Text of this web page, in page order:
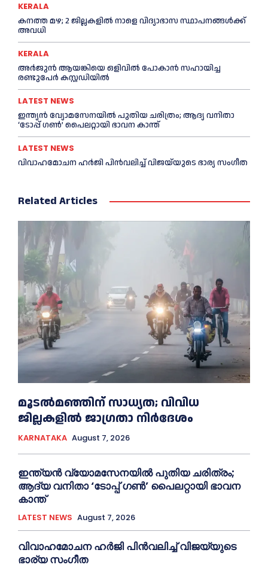
KERALA
കനത്ത മഴ; 2 ജില്ലകളില്‍ നാളെ വിദ്യാഭാസ സ്ഥാപനങ്ങള്‍ക്ക്
അവധി
KERALA
അര്‍ജുന്‍ ആയങ്കിയെ ഒളിവില്‍ പോകാന്‍ സഹായിച്ച
രണ്ടുപേര്‍ കസ്റ്റഡിയില്‍
LATEST NEWS
ഇന്ത്യൻ വ്യോമസേനയില്‍ പുതിയ ചരിത്രം; ആദ്യ വനിതാ
‘ടോപ്പ് ഗണ്‍’ പൈലറ്റായി ഭാവന കാന്ത്
LATEST NEWS
വിവാഹമോചന ഹര്‍ജി പിൻവലിച്ച്‌ വിജയ്‌യുടെ ഭാര്യ സംഗീത
Related Articles
മൂടൽമഞ്ഞിന് സാധ്യത; വിവിധ
ജില്ലകളിൽ ജാഗ്രതാ നിർദേശം
KARNATAKA August 7, 2026
ഇന്ത്യൻ വ്യോമസേനയില്‍ പുതിയ ചരിത്രം;
ആദ്യ വനിതാ ‘ടോപ്പ് ഗണ്‍’ പൈലറ്റായി ഭാവന
കാന്ത്
LATEST NEWS August 7, 2026
വിവാഹമോചന ഹര്‍ജി പിൻവലിച്ച്‌ വിജയ്‌യുടെ
ഭാര്യ സംഗീത